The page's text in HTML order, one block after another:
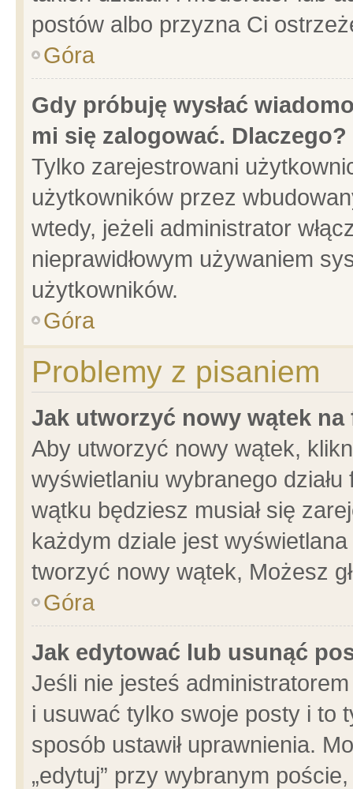
postów albo przyzna Ci
Góra
Gdy próbuję wysłać
mi się zalogować. Dlaczego?
Tylko zarejestrowani
użytkowników przez
wtedy, jeżeli administrator
nieprawidłowym używaniem
użytkowników.
Góra
Problemy z pisaniem
Jak utworzyć nowy wątek na
Aby utworzyć nowy wątek,
wyświetlaniu wybranego
wątku będziesz musiał się
każdym dziale jest
tworzyć nowy wątek, Możesz
Góra
Jak edytować lub usunąć
Jeśli nie jesteś
i usuwać tylko swoje posty i to
sposób ustawił uprawnienia.
„edytuj” przy wybranym